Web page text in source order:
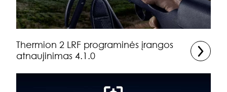
Thermion 2 LRF programinės įrangos
atnaujinimas 4.1.0